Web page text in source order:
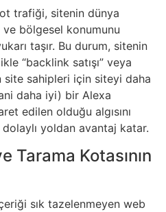
trafiği, sitenin dünya
ve bölgesel konumunu
taşır. Bu durum, sitenin
“backlink satışı” veya
site sahipleri için siteyi daha
daha iyi) bir Alexa
edilen olduğu algısını
yoldan avantaj katar.
Tarama Kotasının
sık tazelenmeyen web